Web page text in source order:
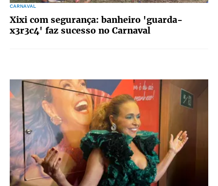
CARNAVAL
Xixi com segurança: banheiro 'guarda-
x3r3c4' faz sucesso no Carnaval